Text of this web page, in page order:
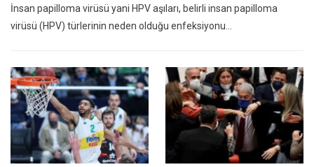
İnsan papilloma virüsü yani HPV aşıları, belirli insan papilloma
virüsü (HPV) türlerinin neden olduğu enfeksiyonu…